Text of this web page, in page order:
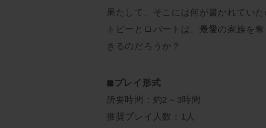
果たして、そこには何が書かれていた
トビーとロバートは、最愛の家族を
きるのだろうか？
◼︎プレイ形式
所要時間：約2～3時間
推奨プレイ人数：1人